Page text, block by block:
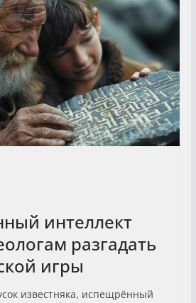
интеллект
разгадать
игры
известняка, испещрённый